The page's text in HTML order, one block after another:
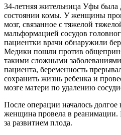
34-летняя жительница Уфы была
состоянии комы. У женщины
мозг, связанное с тяжелой
мальформацией сосудов
пациентки врачи обнаружили
Медики пошли против
такими сложными
пациента, беременность
сохранить жизнь ребенка и
мозге матери по удалению
После операции началось долгое
женщина провела в реанимации.
за развитием плода.